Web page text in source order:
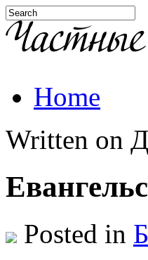
Home
Written on
Posted in